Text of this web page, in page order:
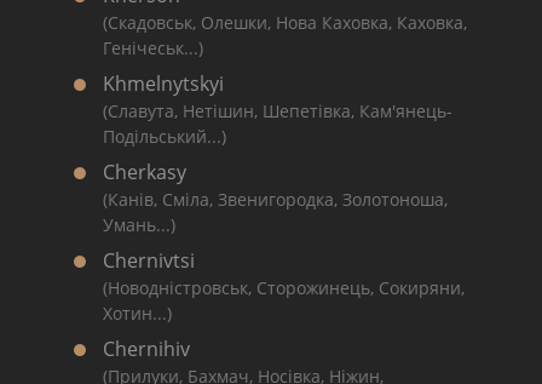
(Скадовськ, Олешки, Нова Каховка, Каховка,
Генічеськ...)
Khmelnytskyi
(Славута, Нетішин, Шепетівка, Кам'янець-
Подільський...)
Cherkasy
(Канів, Сміла, Звенигородка, Золотоноша,
Умань...)
Chernivtsi
(Новодністровськ, Сторожинець, Сокиряни,
Хотин...)
Chernihiv
(Прилуки, Бахмач, Носівка, Ніжин,